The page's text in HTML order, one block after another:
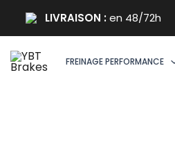
LIVRAISON : en 48/72h
FREINAGE PERFORMANCE
Soldes !